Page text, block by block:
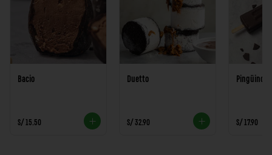
Bacio
S/ 15.50
Duetto
S/ 32.90
Pingüino
S/ 17.90